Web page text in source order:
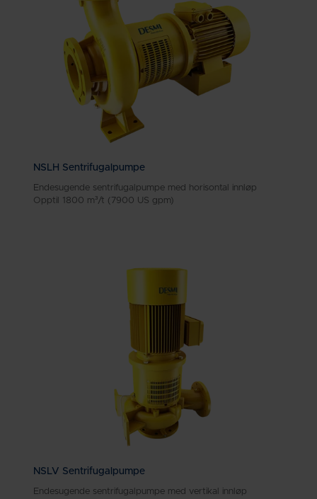
NSLH Sentrifugalpumpe
Endesugende sentrifugalpumpe med horisontal innløp
Opptil 1800 m³/t (7900 US gpm)
NSLV Sentrifugalpumpe
Endesugende sentrifugalpumpe med vertikal innløp